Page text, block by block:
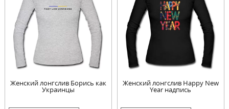
Женский лонгслив Борись как
Украинцы
Женский лонгслив Happy New
Year надпись